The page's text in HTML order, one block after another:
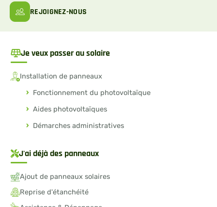
REJOIGNEZ-NOUS
Je veux passer au solaire
Installation de panneaux
Fonctionnement du photovoltaïque
Aides photovoltaïques
Démarches administratives
J'ai déjà des panneaux
Ajout de panneaux solaires
Reprise d'étanchéité